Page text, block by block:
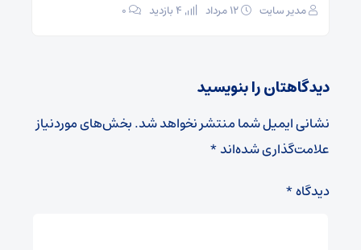
مدیر سایت ۰
دیدگاهتان را بنویسید
نشانی ایمیل شما منتشر نخواهد شد.بخش‌های موردنیاز
علامت‌گذاری شده‌اند*
دیدگاه*